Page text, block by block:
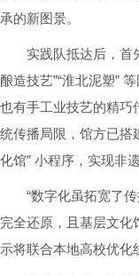
承的新图景。
实践队抵达后，首
酿造技艺”“淮北泥塑”
也有手工业技艺的精巧
统传播局限，馆方已搭
化馆” 小程序，实现非
“数字化虽拓宽了
完全还原，且基层文化
示将联合本地高校优化